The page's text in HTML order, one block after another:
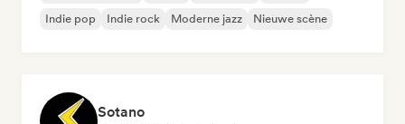
Indie pop
Indie rock Moderne jazz Nieuwe scène
Sotano